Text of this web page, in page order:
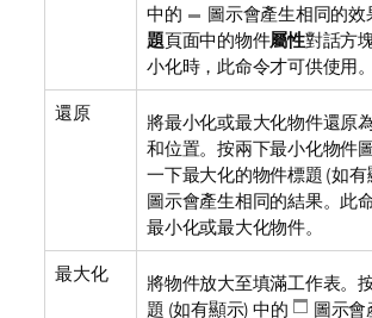
中的
圖示會產生相同的效
題頁面中的物件屬性對話方
小化時，此命令才可供使用。
還原
將最小化或最大化物件還原
和位置。按兩下最小化物件
一下最大化的物件標題 (如有
圖示會產生相同的結果。此
最小化或最大化物件。
最大化
將物件放大至填滿工作表。
題 (如有顯示) 中的
圖示會